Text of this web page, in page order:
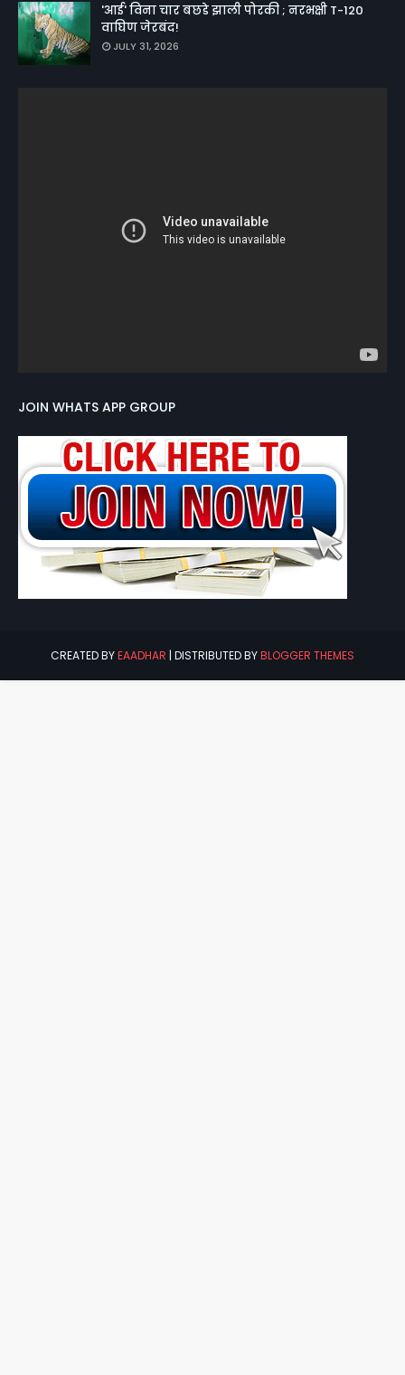
'आई' विना चार बछडे झाली पोरकी ; नरभक्षी T-120
वाघिण जेरबंद!
JULY 31, 2026
JOIN WHATS APP GROUP
CREATED BYEAADHAR | DISTRIBUTED BYBLOGGER THEMES